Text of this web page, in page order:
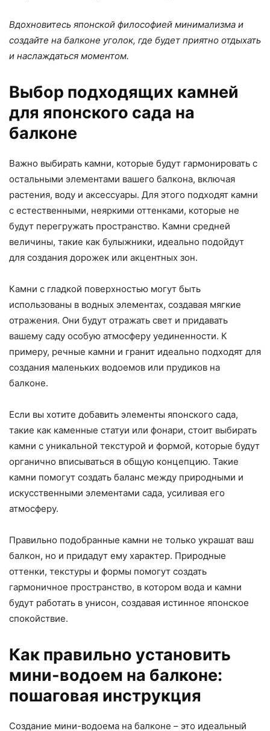
Вдохновитесь японской философией минимализма и
создайте на балконе уголок, где будет приятно отдыхать
и наслаждаться моментом.
Выбор подходящих камней
для японского сада на
балконе
Важно выбирать камни, которые будут гармонировать с
остальными элементами вашего балкона, включая
растения, воду и аксессуары. Для этого подходят камни
с естественными, неяркими оттенками, которые не
будут перегружать пространство. Камни средней
величины, такие как булыжники, идеально подойдут
для создания дорожек или акцентных зон.
Камни с гладкой поверхностью могут быть
использованы в водных элементах, создавая мягкие
отражения. Они будут отражать свет и придавать
вашему саду особую атмосферу уединенности. К
примеру, речные камни и гранит идеально подходят для
создания маленьких водоемов или прудиков на
балконе.
Если вы хотите добавить элементы японского сада,
такие как каменные статуи или фонари, стоит выбирать
камни с уникальной текстурой и формой, которые будут
органично вписываться в общую концепцию. Такие
камни помогут создать баланс между природными и
искусственными элементами сада, усиливая его
атмосферу.
Правильно подобранные камни не только украшат ваш
балкон, но и придадут ему характер. Природные
оттенки, текстуры и формы помогут создать
гармоничное пространство, в котором вода и камни
будут работать в унисон, создавая истинное японское
спокойствие.
Как правильно установить
мини-водоем на балконе:
пошаговая инструкция
Создание мини-водоема на балконе – это идеальный